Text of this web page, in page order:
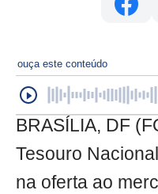
ouça este conteúdo
BRASÍLIA, DF
Tesouro
na oferta ao